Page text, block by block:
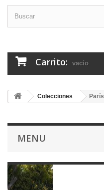
Carrito: vacío
Colecciones París
MENU